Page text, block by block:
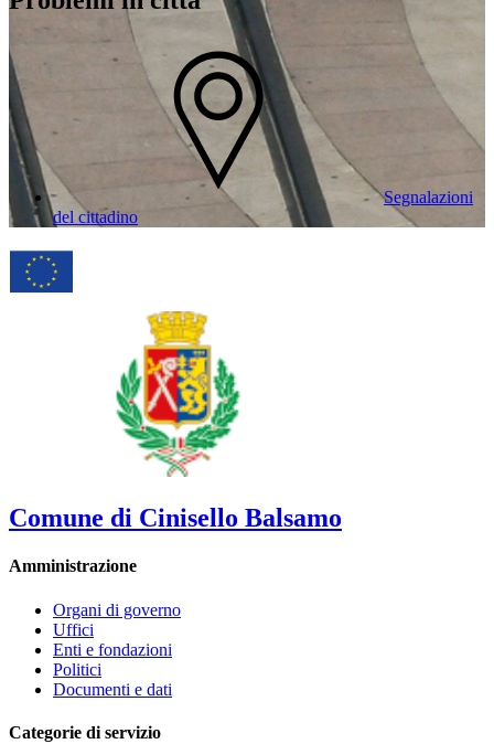
Segnalazioni
del cittadino
Comune di Cinisello Balsamo
Amministrazione
Organi di governo
Uffici
Enti e fondazioni
Politici
Documenti e dati
Categorie di servizio